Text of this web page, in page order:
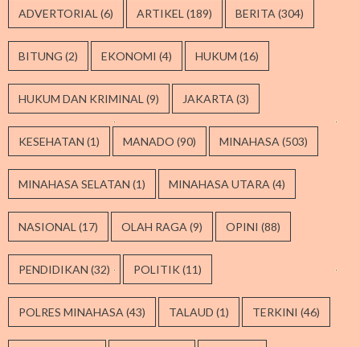
ADVERTORIAL (6) ARTIKEL (189) BERITA (304)
BITUNG (2) EKONOMI (4) HUKUM (16)
HUKUM DAN KRIMINAL (9) JAKARTA (3)
KESEHATAN (1) MANADO (90) MINAHASA (503)
MINAHASA SELATAN (1) MINAHASA UTARA (4)
NASIONAL (17) OLAH RAGA (9) OPINI (88)
PENDIDIKAN (32) POLITIK (11)
POLRES MINAHASA (43) TALAUD (1) TERKINI (46)